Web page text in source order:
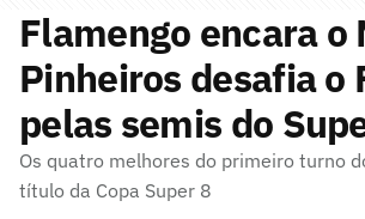
Flamengo encara o
Pinheiros desafia o
pelas semis do
Os quatro melhores do primeiro turno
título da Copa Super 8